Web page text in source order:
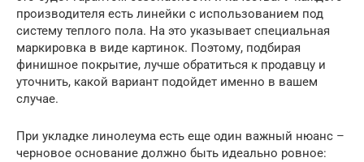
производителя есть линейки с использованием под
систему теплого пола. На это указывает специальная
маркировка в виде картинок. Поэтому, подбирая
финишное покрытие, лучше обратиться к продавцу и
уточнить, какой вариант подойдет именно в вашем
случае.
При укладке линолеума есть еще один важный нюанс –
черновое основание должно быть идеально ровное: